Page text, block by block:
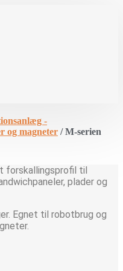
-
og magneter / M-serien
forskallingsprofil til
plader og
Egnet til robotbrug og